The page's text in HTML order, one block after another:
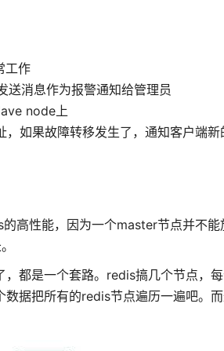
工作
送消息作为报警通知给管理员
node上
如果故障转移发生了，通知客户端
高性能，因为一个master节点并不
都是一个套路。redis搞几个节点，
据把所有的redis节点遍历一遍吧。